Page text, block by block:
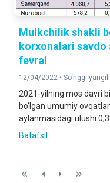
Mulkchilik shakli
korxonalari savdo
fevral
12/04/2022 • So‘nggi
2021-yilning mos davri
bo‘lgan umumiy
aylanmasidagi ulushi
Batafsil ...